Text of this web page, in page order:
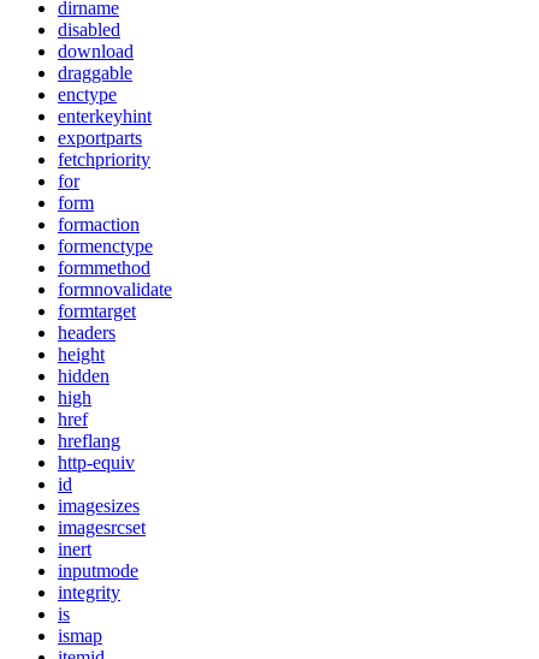
dirname
disabled
download
draggable
enctype
enterkeyhint
exportparts
fetchpriority
for
form
formaction
formenctype
formmethod
formnovalidate
formtarget
headers
height
hidden
high
href
hreflang
http-equiv
id
imagesizes
imagesrcset
inert
inputmode
integrity
is
ismap